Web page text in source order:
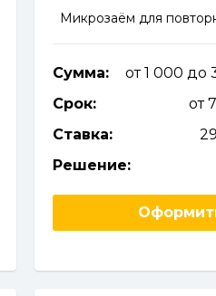
Микрозаём для
Сумма:
от 1 000
Срок:
от
Ставка:
Решение: